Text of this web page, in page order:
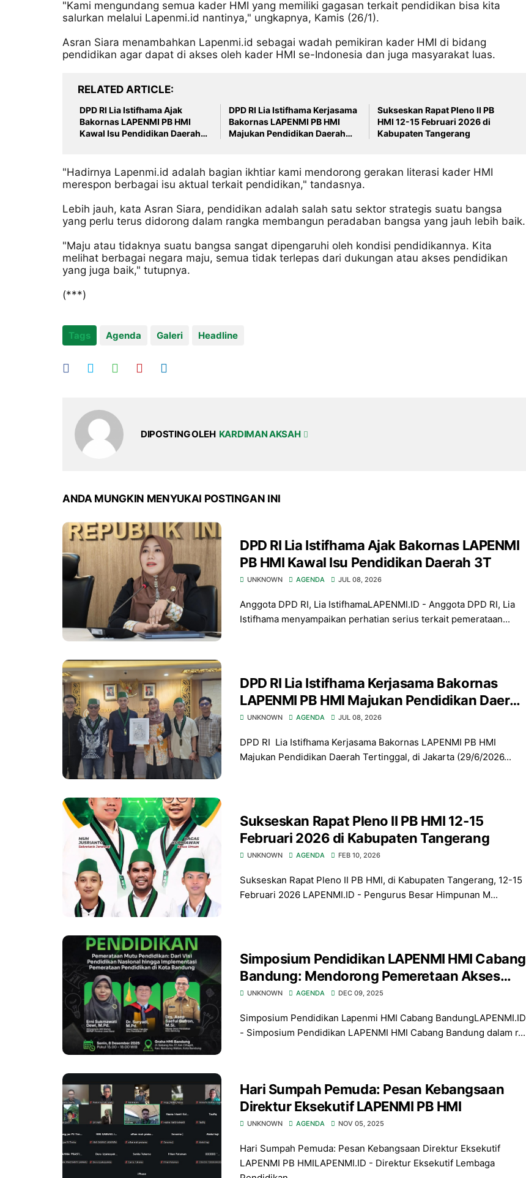
"Kami mengundang semua kader HMI yang memiliki gagasan terkait pendidikan bisa kita
salurkan melalui Lapenmi.id nantinya," ungkapnya, Kamis (26/1).
Asran Siara menambahkan Lapenmi.id sebagai wadah pemikiran kader HMI di bidang
pendidikan agar dapat di akses oleh kader HMI se-Indonesia dan juga masyarakat luas.
RELATED ARTICLE
DPD RI Lia Istifhama Ajak
Bakornas LAPENMI PB HMI
Kawal Isu Pendidikan Daerah
DPD RI Lia Istifhama Kerjasama
Bakornas LAPENMI PB HMI
Majukan Pendidikan Daerah
Sukseskan Rapat Pleno II PB
HMI 12-15 Februari 2026 di
Kabupaten Tangerang
"Hadirnya Lapenmi.id adalah bagian ikhtiar kami mendorong gerakan literasi kader HMI
merespon berbagai isu aktual terkait pendidikan," tandasnya.
Lebih jauh, kata Asran Siara, pendidikan adalah salah satu sektor strategis suatu bangsa
yang perlu terus didorong dalam rangka membangun peradaban bangsa yang jauh lebih baik.
"Maju atau tidaknya suatu bangsa sangat dipengaruhi oleh kondisi pendidikannya. Kita
melihat berbagai negara maju, semua tidak terlepas dari dukungan atau akses pendidikan
yang juga baik," tutupnya.
(***)
Tags Agenda Galeri Headline
DIPOSTING OLEH KARDIMAN AKSAH
ANDA MUNGKIN MENYUKAI POSTINGAN INI
DPD RI Lia Istifhama Ajak Bakornas LAPENMI
PB HMI Kawal Isu Pendidikan Daerah 3T
UNKNOWN AGENDA JUL 08, 2026
Anggota DPD RI, Lia IstifhamaLAPENMI.ID - Anggota DPD RI, Lia
Istifhama menyampaikan perhatian serius terkait pemerataan...
DPD RI Lia Istifhama Kerjasama Bakornas
LAPENMI PB HMI Majukan Pendidikan Daerah
Tertinggal
UNKNOWN AGENDA JUL 08, 2026
DPD RI Lia Istifhama Kerjasama Bakornas LAPENMI PB HMI
Majukan Pendidikan Daerah Tertinggal, di Jakarta (29/6/2026...
Sukseskan Rapat Pleno II PB HMI 12-15
Februari 2026 di Kabupaten Tangerang
UNKNOWN AGENDA FEB 10, 2026
Sukseskan Rapat Pleno II PB HMI, di Kabupaten Tangerang, 12-15
Februari 2026 LAPENMI.ID - Pengurus Besar Himpunan M...
Simposium Pendidikan LAPENMI HMI Cabang
Bandung: Mendorong Pemeretaan Akses
Pendidikan Nasional
UNKNOWN AGENDA DEC 09, 2025
Simposium Pendidikan Lapenmi HMI Cabang BandungLAPENMI.ID
- Simposium Pendidikan LAPENMI HMI Cabang Bandung dalam r...
Hari Sumpah Pemuda: Pesan Kebangsaan
Direktur Eksekutif LAPENMI PB HMI
UNKNOWN AGENDA NOV 05, 2025
Hari Sumpah Pemuda: Pesan Kebangsaan Direktur Eksekutif
LAPENMI PB HMILAPENMI.ID - Direktur Eksekutif Lembaga